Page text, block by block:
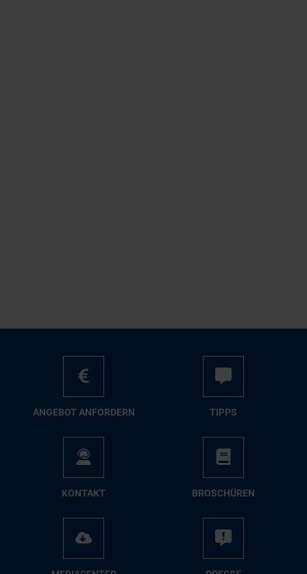
AN­GE­BOT AN­FOR­DERN TIPPS
KON­TAKT BRO­SCHÜ­REN